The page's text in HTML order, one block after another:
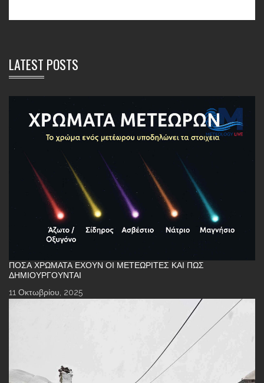
LATEST POSTS
ΠΌΣΑ ΧΡΏΜΑΤΑ ΈΧΟΥΝ ΟΙ ΜΕΤΕΩΡΊΤΕΣ ΚΑΙ ΠΏΣ
ΔΗΜΙΟΥΡΓΟΎΝΤΑΙ
11 Οκτωβρίου, 2025